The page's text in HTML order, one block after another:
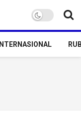
INTERNASIONAL